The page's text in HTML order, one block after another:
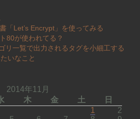
「Let’s Encrypt」を使ってみる
80が使われてる？
リ一覧で出力されるタグを小細工する
いなこと
2014年11月
木 金 土
日
1
2